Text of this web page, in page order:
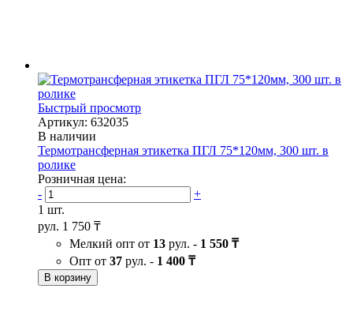
Быстрый просмотр
Артикул: 632035
В наличии
Термотрансферная этикетка ПГЛ 75*120мм, 300 шт. в
ролике
Розничная цена:
-
+
1 шт.
рул. 1 750 ₸
Мелкий опт от 13 рул. - 1 550 ₸
Опт от 37 рул. - 1 400 ₸
В корзину